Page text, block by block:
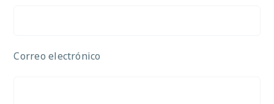
Correo electrónico